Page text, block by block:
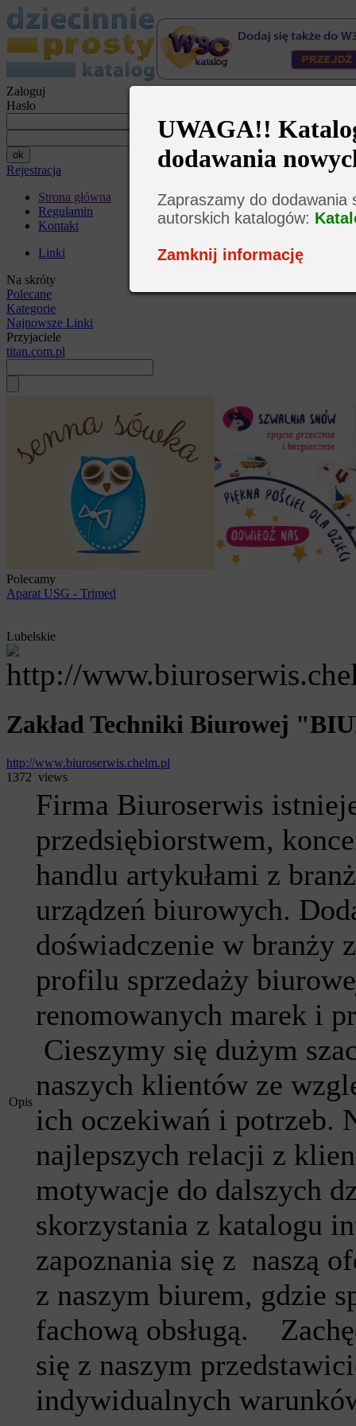
UWAGA!!
dodawania
Zapraszamy do dodawania
autorskich katalogów:
Zamknij informację
Zaloguj
Hasło
Rejestracja
Strona główna
Regulamin
Kontakt
Linki
Na skróty
Polecane
Kategorie
Najnowsze Linki
Przyjaciele
titan.com.pl
Polecamy
Aparat USG - Trimed
Lubelskie
Zakład Techniki Biurowej
http://www.biuroserwis.chelm.pl
1372 views
Opis
Firma Biuroserwis
przedsiębiorstwem,
handlu artykułami z
urządzeń biurowych.
doświadczenie w branży
profilu sprzedaży
renomowanych marek i
Cieszymy się dużym
naszych klientów ze
ich oczekiwań i potrzeb.
najlepszych relacji z
motywacje do dalszych
skorzystania z katalogu
zapoznania się z naszą
z naszym biurem, gdzie
fachową obsługą.
się z naszym
indywidualnych